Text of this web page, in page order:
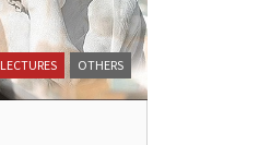
LECTURES OTHERS